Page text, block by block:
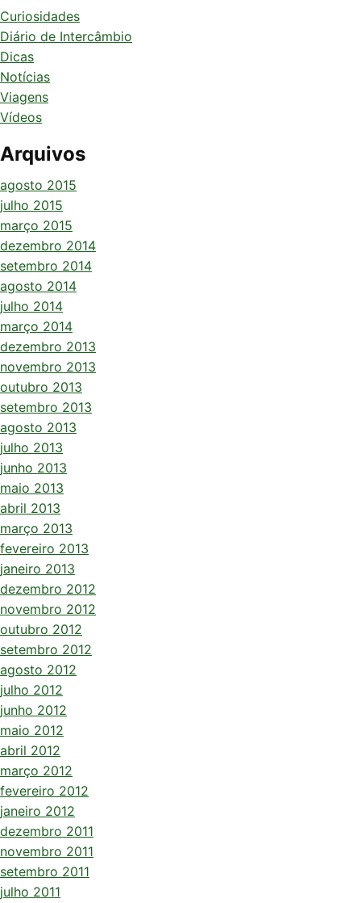
Curiosidades
Diário de Intercâmbio
Dicas
Notícias
Viagens
Vídeos
Arquivos
agosto 2015
julho 2015
março 2015
dezembro 2014
setembro 2014
agosto 2014
julho 2014
março 2014
dezembro 2013
novembro 2013
outubro 2013
setembro 2013
agosto 2013
julho 2013
junho 2013
maio 2013
abril 2013
março 2013
fevereiro 2013
janeiro 2013
dezembro 2012
novembro 2012
outubro 2012
setembro 2012
agosto 2012
julho 2012
junho 2012
maio 2012
abril 2012
março 2012
fevereiro 2012
janeiro 2012
dezembro 2011
novembro 2011
setembro 2011
julho 2011